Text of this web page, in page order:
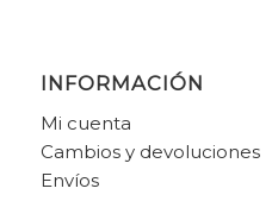
INFORMACIÓN
Mi cuenta
Cambios y devoluciones
Envíos